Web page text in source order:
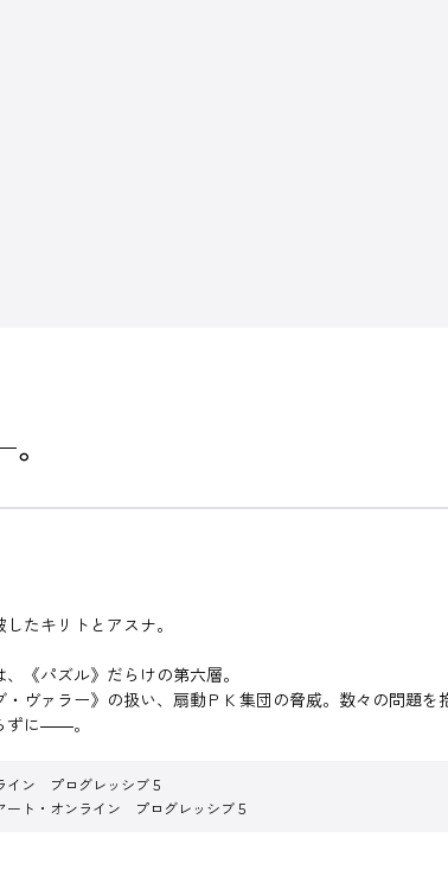
たキリトとアスナ。
《パズル》だらけの第六層。
ヴァラー》の扱い、扇動ＰＫ集団の脅威。数々の問題
ずに――。
イン プログレッシブ５
ート・オンライン プログレッシブ５